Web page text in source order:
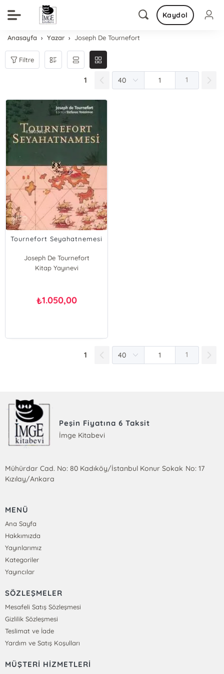
Kaydol
Anasayfa Yazar Joseph De Tournefort
Filtre
1 1
Tournefort Seyahatnemesi
Joseph De Tournefort
Kitap Yayınevi
₺1.050,00
1 1
Peşin Fiyatına 6 Taksit
İmge Kitabevi
Mühürdar Cad. No: 80 Kadıköy/İstanbul Konur Sokak No: 17
Kızılay/Ankara
MENÜ
Ana Sayfa
Hakkımızda
Yayınlarımız
Kategoriler
Yayıncılar
SÖZLEŞMELER
Mesafeli Satış Sözleşmesi
Gizlilik Sözleşmesi
Teslimat ve İade
Yardım ve Satış Koşulları
MÜŞTERİ HİZMETLERİ